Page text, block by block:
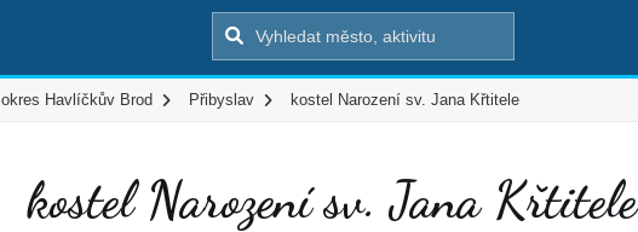
okres Havlíčkův Brod Přibyslav kostel Narození sv. Jana Křtitele
kostel Narození sv. Jana Křtitele